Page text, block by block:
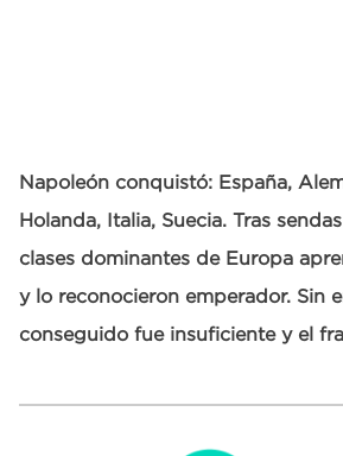
Napoleón conquistó: España,
Holanda, Italia, Suecia. Tras
clases dominantes de Europa
y lo reconocieron emperador. Sin
conseguido fue insuficiente y el